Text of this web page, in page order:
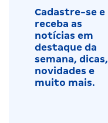
Cadastre-se e
receba as
notícias em
destaque da
semana, dicas,
novidades e
muito mais.